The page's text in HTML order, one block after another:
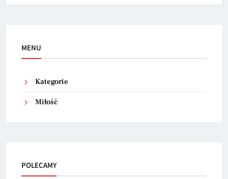
MENU
Kategorie
Miłość
POLECAMY